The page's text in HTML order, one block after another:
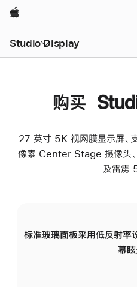
Apple
Studio Display
购买
27 英寸 5K 视网膜显示屏、
像素 Center Stage 摄像头、
及雷雳
标准玻璃面板采用低反射率
幕眩